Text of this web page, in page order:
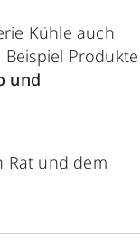
Kühle auch
Produkte
und
Rat und dem